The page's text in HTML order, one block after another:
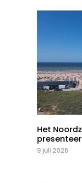
Het
9 juli 2026